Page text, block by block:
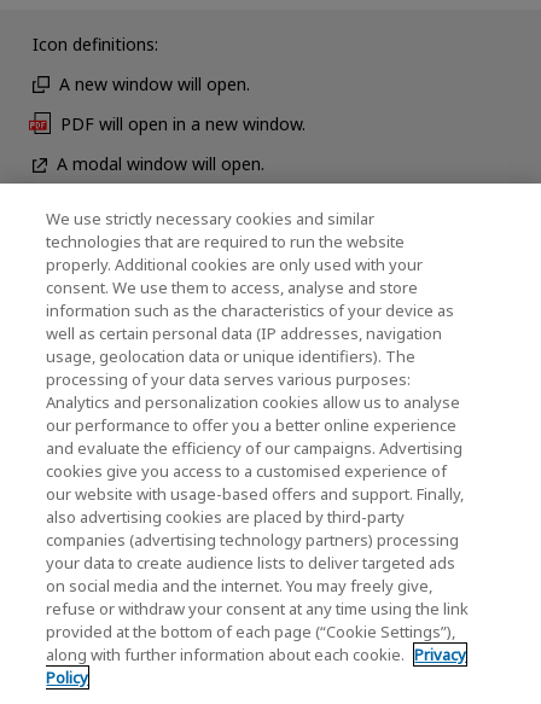
Icon definitions:
A new window will open.
PDF will open in a new window.
A modal window will open.
뉴스
연락처
KIOXIA Holdings Corporation (기업 그룹 정보 / 투
자자 정보)
KIOXIA Holdings Corporation Home
투자자 정보
개인정보 처리방침
We use strictly necessary cookies and similar
technologies that are required to run the website
properly. Additional cookies are only used with your
consent. We use them to access, analyse and store
information such as the characteristics of your device as
well as certain personal data (IP addresses, navigation
usage, geolocation data or unique identifiers). The
processing of your data serves various purposes:
Analytics and personalization cookies allow us to analyse
our performance to offer you a better online experience
and evaluate the efficiency of our campaigns. Advertising
cookies give you access to a customised experience of
our website with usage-based offers and support. Finally,
also advertising cookies are placed by third-party
companies (advertising technology partners) processing
your data to create audience lists to deliver targeted ads
on social media and the internet. You may freely give,
refuse or withdraw your consent at any time using the link
provided at the bottom of each page (“Cookie Settings”),
along with further information about each cookie. Privacy
Policy